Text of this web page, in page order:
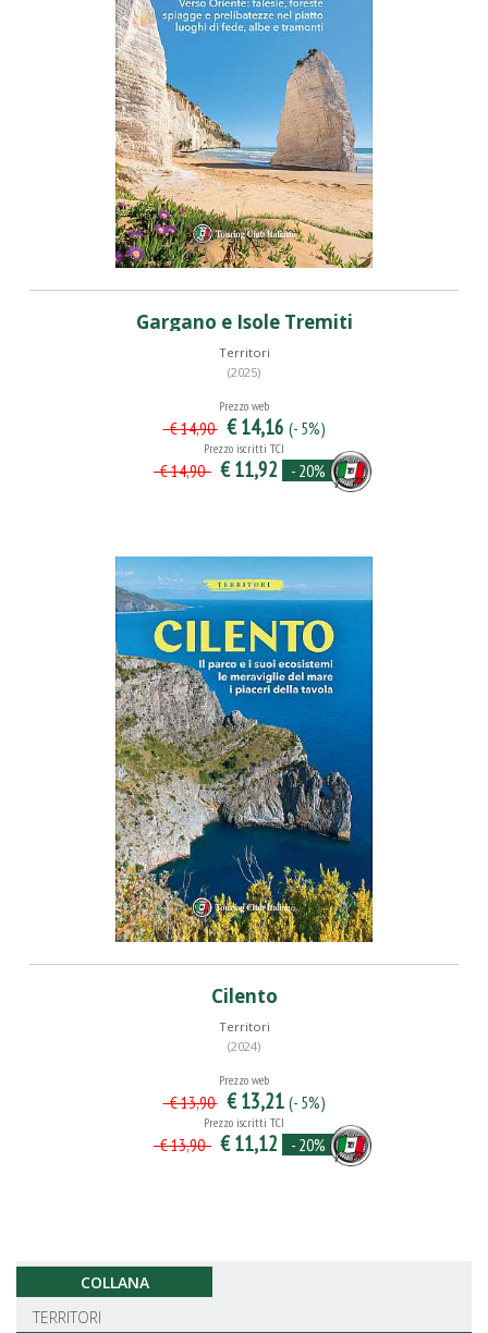
Gargano e Isole Tremiti
Territori
(2025)
Prezzo web
€ 14,90 € 14,16 (- 5%)
Prezzo iscritti TCI
€ 14,90 € 11,92 - 20%
Cilento
Territori
(2024)
Prezzo web
€ 13,90 € 13,21 (- 5%)
Prezzo iscritti TCI
€ 13,90 € 11,12 - 20%
COLLANA
TERRITORI